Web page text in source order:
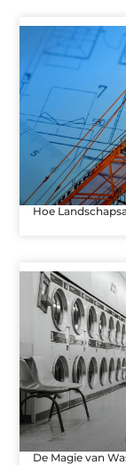
Hoe
De Magie van